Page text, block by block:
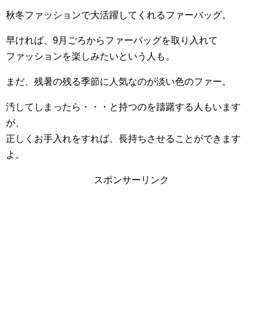
秋冬ファッションで大活躍してくれるファーバッグ。
早ければ、9月ごろからファーバッグを取り入れて
ファッションを楽しみたいという人も。
まだ、残暑の残る季節に人気なのが淡い色のファー。
汚してしまったら・・・と持つのを躊躇する人もいます
が、
正しくお手入れをすれば、長持ちさせることができます
よ。
スポンサーリンク